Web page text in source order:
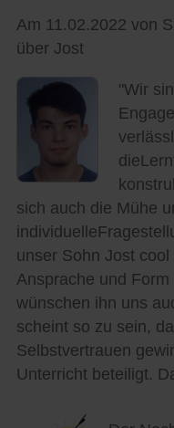
Am 11.02.2022 von
über Jost
"Wir
sich auch die Mühe
unser Sohn Jost
Ansprache und
wünschen ihn uns
scheint so zu sein,
Selbstvertrauen
Unterricht beteiligt.